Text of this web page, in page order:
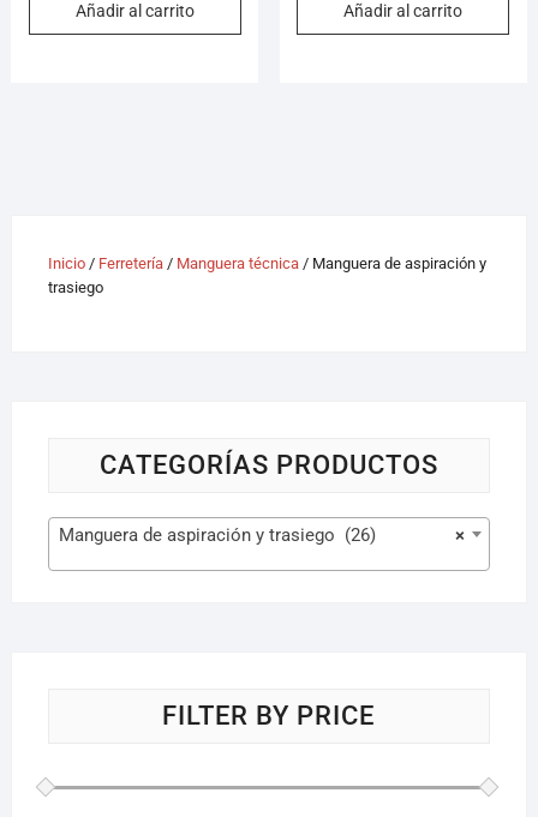
Añadir al carrito Añadir al carrito
Inicio/ Ferretería/ Manguera técnica/ Manguera de aspiración y
trasiego
CATEGORÍAS PRODUCTOS
×
Manguera de aspiración y trasiego (26)
FILTER BY PRICE